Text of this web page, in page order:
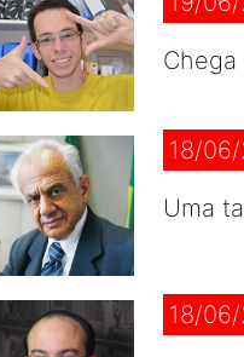
18/
Uma
18/